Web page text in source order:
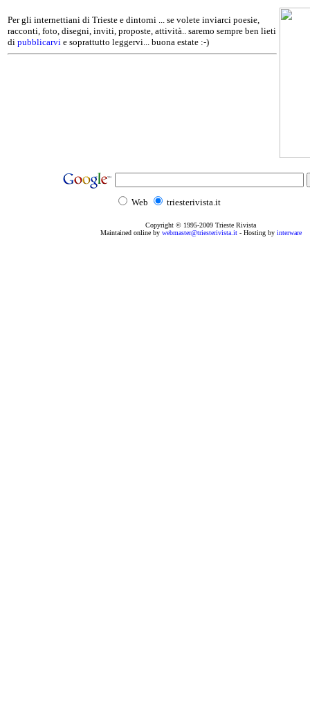
Per gli internettiani di Trieste e dintorni ... se volete inviarci poesie,
racconti, foto, disegni, inviti, proposte, attività.. saremo sempre ben lieti
di pubblicarvi e soprattutto leggervi... buona estate :-)
Web triesterivista.it
Copyright © 1995-2009 Trieste Rivista
Maintained online by webmaster@triesterivista.it- Hosting by interware